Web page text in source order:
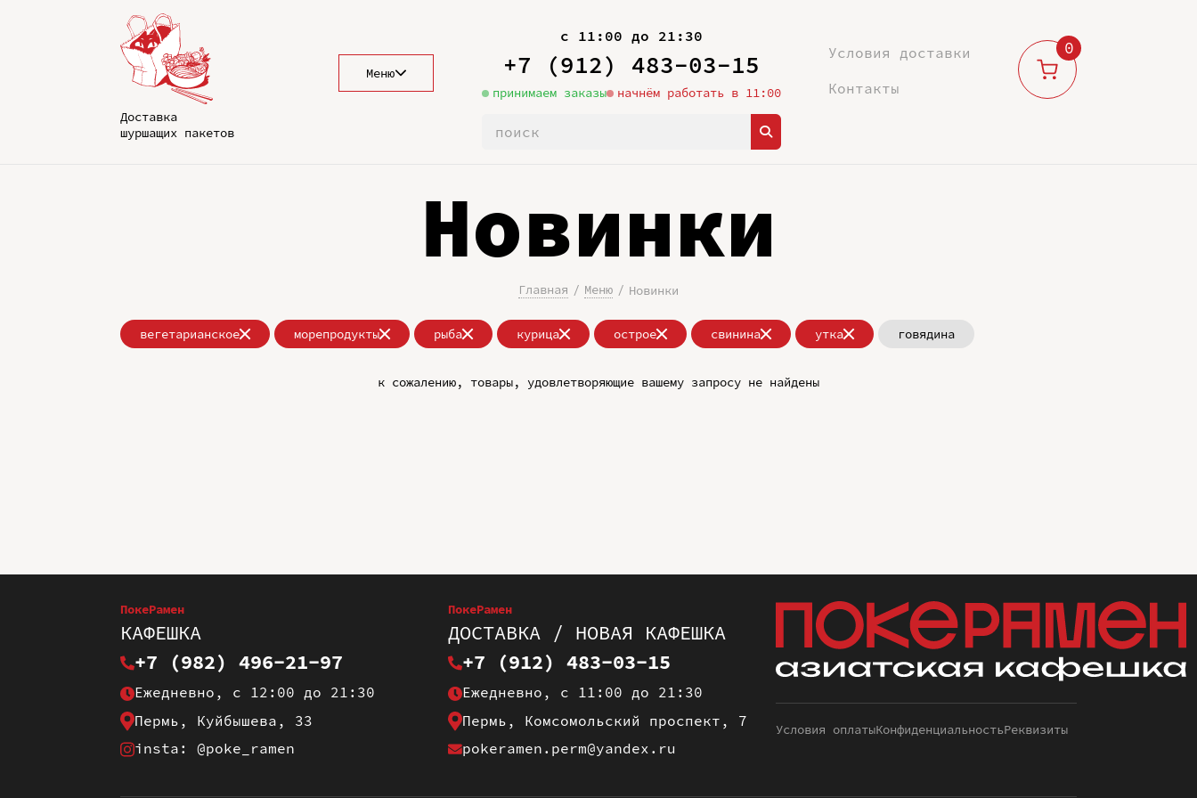
Доставка
шуршащих пакетов
Меню
с 11:00 до 21:30
+7 (912) 483-03-15
принимаем заказы начнём работать в 11:00
Условия доставки
Контакты
0
Новинки
Главная Меню Новинки
вегетарианское морепродукты рыба курица острое свинина утка говядина
к сожалению, товары, удовлетворяющие вашему запросу не найдены
ПокеРамен
КАФЕШКА
+7 (982) 496-21-97
Ежедневно, с 12:00 до 21:30
Пермь, Куйбышева, 33
insta: @poke_ramen
ПокеРамен
ДОСТАВКА / НОВАЯ КАФЕШКА
+7 (912) 483-03-15
Ежедневно, с 11:00 до 21:30
Пермь, Комсомольский проспект, 7
pokeramen.perm@yandex.ru
Условия оплатыКонфиденциальностьРеквизиты